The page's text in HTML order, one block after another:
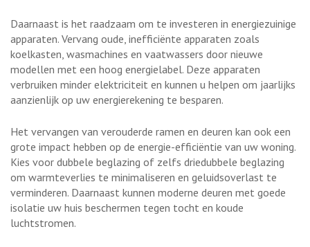
Daarnaast is het raadzaam om te investeren in energiezuinige
apparaten. Vervang oude, inefficiënte apparaten zoals
koelkasten, wasmachines en vaatwassers door nieuwe
modellen met een hoog energielabel. Deze apparaten
verbruiken minder elektriciteit en kunnen u helpen om jaarlijks
aanzienlijk op uw energierekening te besparen.
Het vervangen van verouderde ramen en deuren kan ook een
grote impact hebben op de energie-efficiëntie van uw woning.
Kies voor dubbele beglazing of zelfs driedubbele beglazing
om warmteverlies te minimaliseren en geluidsoverlast te
verminderen. Daarnaast kunnen moderne deuren met goede
isolatie uw huis beschermen tegen tocht en koude
luchtstromen.